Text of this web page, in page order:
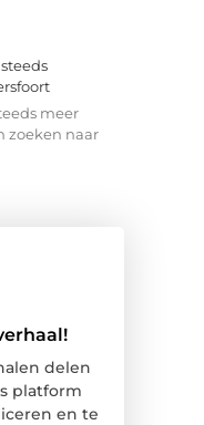
meer
zoeken naar
delen
platform
en te